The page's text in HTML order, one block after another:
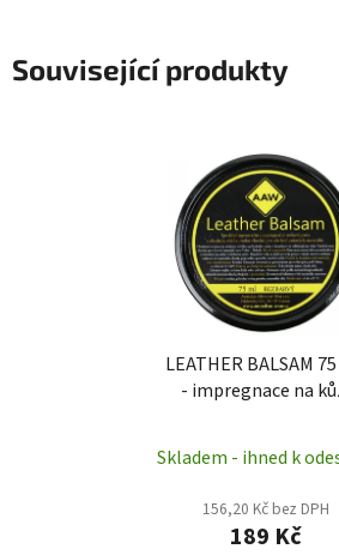
Související produkty
LEATHER BALSAM
- impregnace na
Skladem - ihned k
156,20 Kč bez DPH
189 Kč